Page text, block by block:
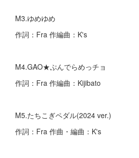
M3.ゆめゆめ
作詞：Fra 作編曲：K's
M4.GAO★ぷんでらめっチョ
作詞：Fra 作編曲：Kijibato
M5.たちこぎペダル(2024 ver.)
作詞：Fra 作曲・編曲：K's